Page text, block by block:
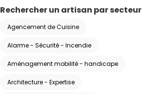
Rechercher un artisan par secteur
Agencement de Cuisine
Alarme - Sécurité - Incendie
Aménagement mobilité - handicape
Architecture - Expertise